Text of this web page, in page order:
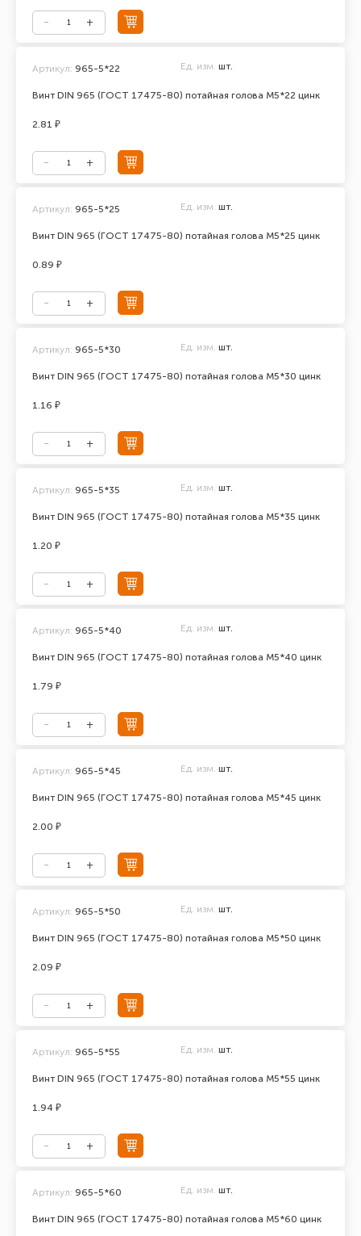
Винт DIN 965 (ГОСТ 17475-80) потайная голова М5*22 цинк
Артикул: 965-5*22 Ед. изм. шт.
2.81 ₽
Винт DIN 965 (ГОСТ 17475-80) потайная голова М5*25 цинк
Артикул: 965-5*25 Ед. изм. шт.
0.89 ₽
Винт DIN 965 (ГОСТ 17475-80) потайная голова М5*30 цинк
Артикул: 965-5*30 Ед. изм. шт.
1.16 ₽
Винт DIN 965 (ГОСТ 17475-80) потайная голова М5*35 цинк
Артикул: 965-5*35 Ед. изм. шт.
1.20 ₽
Винт DIN 965 (ГОСТ 17475-80) потайная голова М5*40 цинк
Артикул: 965-5*40 Ед. изм. шт.
1.79 ₽
Винт DIN 965 (ГОСТ 17475-80) потайная голова М5*45 цинк
Артикул: 965-5*45 Ед. изм. шт.
2.00 ₽
Винт DIN 965 (ГОСТ 17475-80) потайная голова М5*50 цинк
Артикул: 965-5*50 Ед. изм. шт.
2.09 ₽
Винт DIN 965 (ГОСТ 17475-80) потайная голова М5*55 цинк
Артикул: 965-5*55 Ед. изм. шт.
1.94 ₽
Винт DIN 965 (ГОСТ 17475-80) потайная голова М5*60 цинк
Артикул: 965-5*60 Ед. изм. шт.